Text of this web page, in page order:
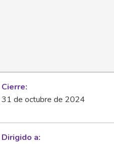
Cierre
31 de octubre de 2024
Dirigido a